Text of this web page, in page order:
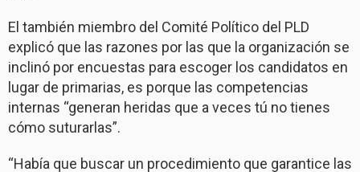
El también miembro del Comité Político del PLD
explicó que las razones por las que la organización se
inclinó por encuestas para escoger los candidatos en
lugar de primarias, es porque las competencias
internas “generan heridas que a veces tú no tienes
cómo suturarlas”.
“Había que buscar un procedimiento que garantice las